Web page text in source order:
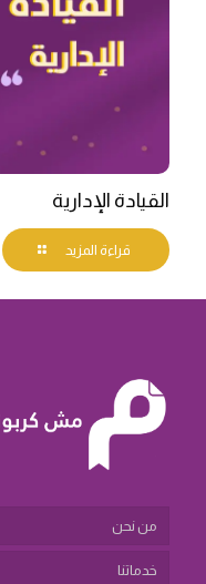
القيادة الإدارية
قراءة المزيد
من نحن
خدماتنا